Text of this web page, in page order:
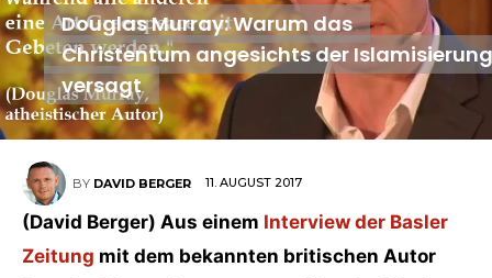
Douglas Murray: Warum das
Christentum angesichts der Islamisierung
versagt
BY DAVID BERGER 11. AUGUST 2017
(David Berger) Aus einem Interview der Basler
Zeitung mit dem bekannten britischen Autor